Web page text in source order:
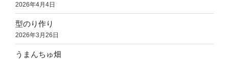
2026年4月4日
型のり作り
2026年3月26日
うまんちゅ畑